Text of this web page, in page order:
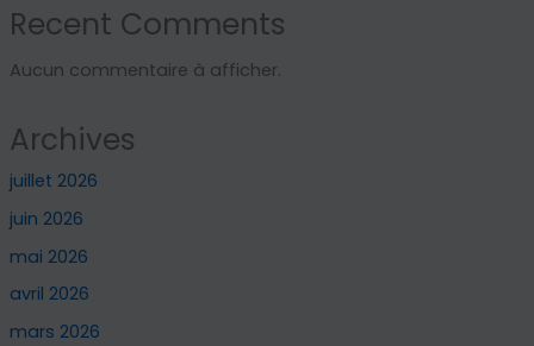
Recent Comments
Aucun commentaire à afficher.
Archives
juillet 2026
juin 2026
mai 2026
avril 2026
mars 2026